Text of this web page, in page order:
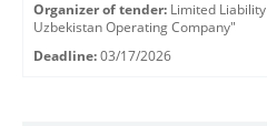
Organizer of tender: Limited
Uzbekistan Operating Company"
Deadline: 03/17/2026